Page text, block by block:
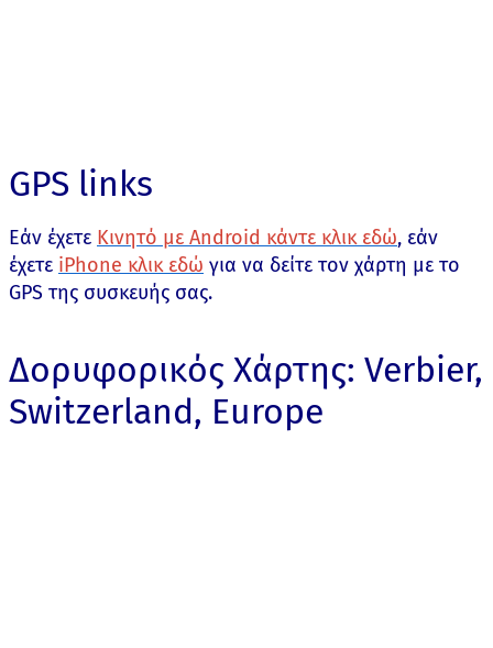
GPS links
Εάν έχετε Κινητό με Android κάντε κλικ εδώ, εάν
έχετε iPhone κλικ εδώ για να δείτε τον χάρτη με το
GPS της συσκευής σας.
Δορυφορικός Χάρτης: Verbier,
Switzerland, Europe